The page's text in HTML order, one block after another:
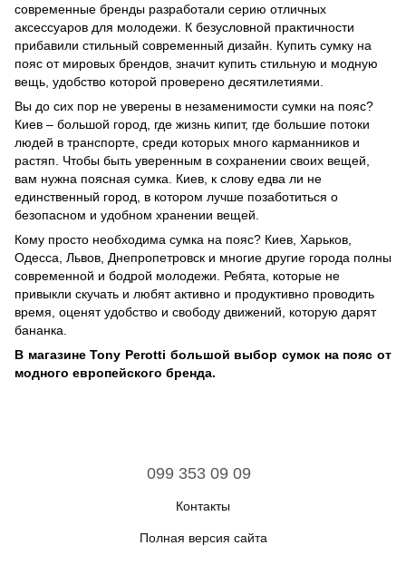
современные бренды разработали серию отличных
аксессуаров для молодежи. К безусловной практичности
прибавили стильный современный дизайн. Купить сумку на
пояс от мировых брендов, значит купить стильную и модную
вещь, удобство которой проверено десятилетиями.
Вы до сих пор не уверены в незаменимости сумки на пояс?
Киев – большой город, где жизнь кипит, где большие потоки
людей в транспорте, среди которых много карманников и
растяп. Чтобы быть уверенным в сохранении своих вещей,
вам нужна поясная сумка. Киев, к слову едва ли не
единственный город, в котором лучше позаботиться о
безопасном и удобном хранении вещей.
Кому просто необходима сумка на пояс? Киев, Харьков,
Одесса, Львов, Днепропетровск и многие другие города полны
современной и бодрой молодежи. Ребята, которые не
привыкли скучать и любят активно и продуктивно проводить
время, оценят удобство и свободу движений, которую дарят
бананка.
В магазине Tony Perotti большой выбор сумок на пояс от
модного европейского бренда.
099 353 09 09
Контакты
Полная версия сайта